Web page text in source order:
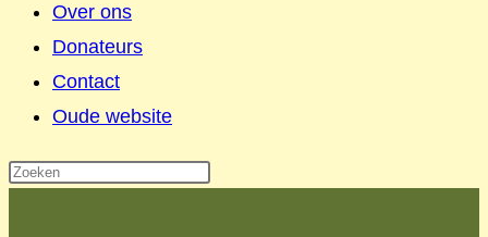
Over ons
Donateurs
Contact
Oude website